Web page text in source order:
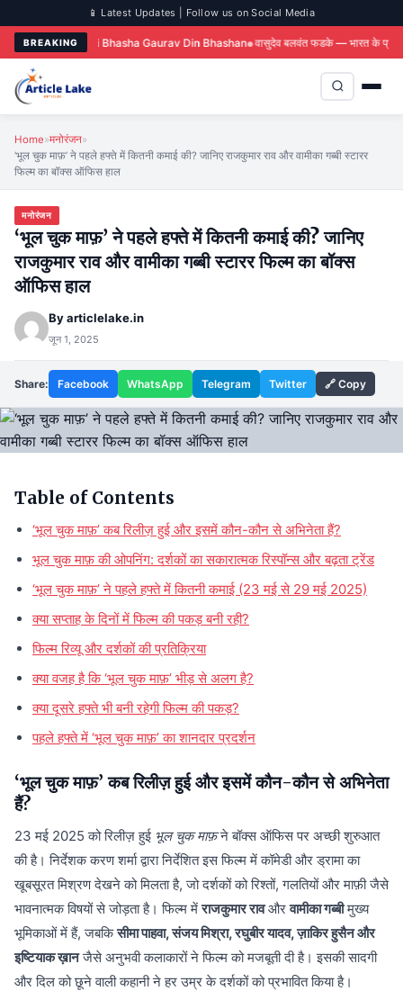
📱 Latest Updates | Follow us on Social Media
BREAKING
Hindi Marathi Bhasha Gaurav Din Bhashan वासुदेव बलवंत फडके — भारत के प्रथम
Home»मनोरंजन»
‘भूल चुक माफ़’ ने पहले हफ्ते में कितनी कमाई की? जानिए राजकुमार राव और वामीका गब्बी स्टारर
फिल्म का बॉक्स ऑफिस हाल
मनोरंजन
‘भूल चुक माफ़’ ने पहले हफ्ते में कितनी कमाई की? जानिए
राजकुमार राव और वामीका गब्बी स्टारर फिल्म का बॉक्स
ऑफिस हाल
Byarticlelake.in
जून 1, 2025
Share: Facebook WhatsApp Telegram Twitter 🔗 Copy
Table of Contents
‘भूल चुक माफ़’ कब रिलीज़ हुई और इसमें कौन-कौन से अभिनेता हैं?
भूल चुक माफ़ की ओपनिंग: दर्शकों का सकारात्मक रिस्पॉन्स और बढ़ता ट्रेंड
‘भूल चुक माफ़’ ने पहले हफ्ते में कितनी कमाई (23 मई से 29 मई 2025)
क्या सप्ताह के दिनों में फिल्म की पकड़ बनी रही?
फिल्म रिव्यू और दर्शकों की प्रतिक्रिया
क्या वजह है कि ‘भूल चुक माफ़’ भीड़ से अलग है?
क्या दूसरे हफ्ते भी बनी रहेगी फिल्म की पकड़?
पहले हफ्ते में ‘भूल चुक माफ़’ का शानदार प्रदर्शन
‘भूल चुक माफ़’ कब रिलीज़ हुई और इसमें कौन-कौन से अभिनेता
हैं?
23 मई 2025 को रिलीज़ हुई भूल चुक माफ़ने बॉक्स ऑफिस पर अच्छी शुरुआत
की है। निर्देशक करण शर्मा द्वारा निर्देशित इस फिल्म में कॉमेडी और ड्रामा का
खूबसूरत मिश्रण देखने को मिलता है, जो दर्शकों को रिश्तों, गलतियों और माफ़ी जैसे
भावनात्मक विषयों से जोड़ता है। फिल्म मेंराजकुमार रावऔरवामीका गब्बीमुख्य
भूमिकाओं में हैं, जबकिसीमा पाहवा, संजय मिश्रा, रघुबीर यादव, ज़ाकिर हुसैन और
इष्टियाक ख़ानजैसे अनुभवी कलाकारों ने फिल्म को मजबूती दी है। इसकी सादगी
और दिल को छूने वाली कहानी ने हर उम्र के दर्शकों को प्रभावित किया है।